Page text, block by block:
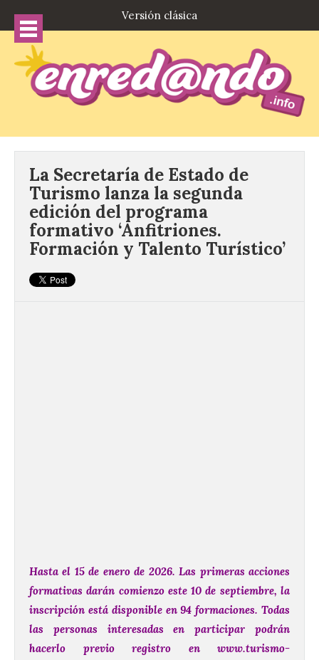
Versión clásica
La Secretaría de Estado de
Turismo lanza la segunda
edición del programa
formativo ‘Anfitriones.
Formación y Talento Turístico’
Hasta el 15 de enero de 2026.Las primeras acciones
formativas darán comienzo este 10 de septiembre, la
inscripción está disponible en 94 formaciones. Todas
las personas interesadas en participar podrán
hacerlo previo registro en www.turismo-